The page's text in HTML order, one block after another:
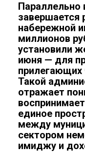
Параллельно
завершается
набережной
миллионов
установили
июня — для
прилегающих
Такой
отражает
единое
между
сектором
имиджу и